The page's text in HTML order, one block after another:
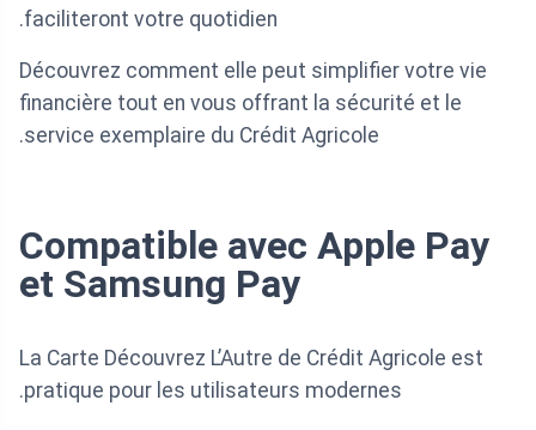
faciliteront votre quotidien.
Découvrez comment elle peut simplifier votre vie
financière tout en vous offrant la sécurité et le
service exemplaire du Crédit Agricole.
Compatible avec Apple Pay
et Samsung Pay
La Carte Découvrez L’Autre de Crédit Agricole est
pratique pour les utilisateurs modernes.